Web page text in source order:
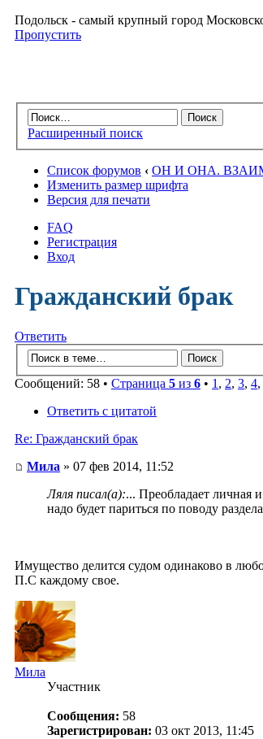
Подольск - самый крупный город
Пропустить
Расширенный поиск
Список форумов ‹ ОН И ОНА.
Изменить размер шрифта
Версия для печати
FAQ
Регистрация
Вход
Гражданский брак
Ответить
Сообщений: 58 • Страница 5 из 6 • 1 , 2, 3, 4,
Ответить с цитатой
Re: Гражданский брак
Мила » 07 фев 2014, 11:52
Ляля писал(а):... Преобладает личная
надо будет париться по поводу
Имущество делится судом одинаково в
П.С каждому свое.
Мила
Участник
Сообщения: 58
Зарегистрирован: 03 окт 2013, 11:45